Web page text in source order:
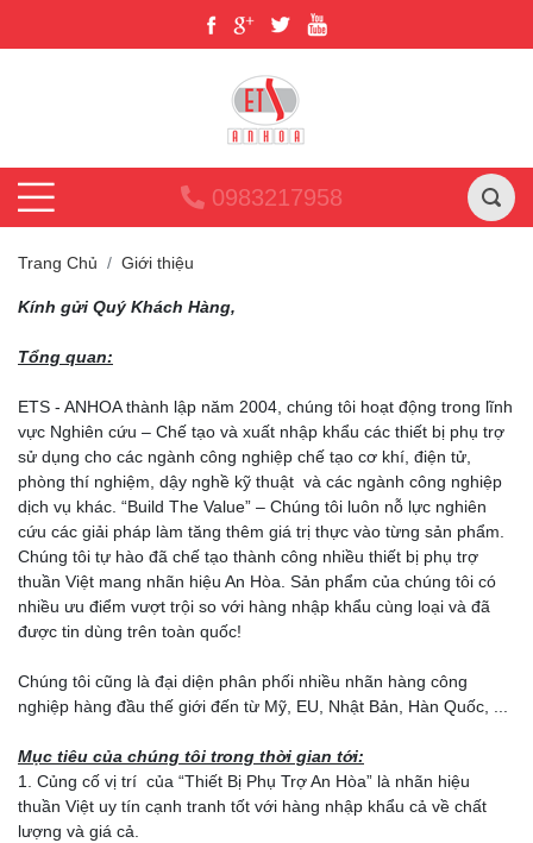
0983217958
Trang Chủ Giới thiệu
Kính gửi Quý Khách Hàng,
Tổng quan:
ETS - ANHOA thành lập năm 2004, chúng tôi hoạt động trong lĩnh
vực Nghiên cứu – Chế tạo và xuất nhập khẩu các thiết bị phụ trợ
sử dụng cho các ngành công nghiệp chế tạo cơ khí, điện tử,
phòng thí nghiệm, dậy nghề kỹ thuật và các ngành công nghiệp
dịch vụ khác. “Build The Value” – Chúng tôi luôn nỗ lực nghiên
cứu các giải pháp làm tăng thêm giá trị thực vào từng sản phẩm.
Chúng tôi tự hào đã chế tạo thành công nhiều thiết bị phụ trợ
thuần Việt mang nhãn hiệu An Hòa. Sản phẩm của chúng tôi có
nhiều ưu điểm vượt trội so với hàng nhập khẩu cùng loại và đã
được tin dùng trên toàn quốc!
Chúng tôi cũng là đại diện phân phối nhiều nhãn hàng công
nghiệp hàng đầu thế giới đến từ Mỹ, EU, Nhật Bản, Hàn Quốc, ...
Mục tiêu của chúng tôi trong thời gian tới:
1. Củng cố vị trí của “Thiết Bị Phụ Trợ An Hòa” là nhãn hiệu
thuần Việt uy tín cạnh tranh tốt với hàng nhập khẩu cả về chất
lượng và giá cả.